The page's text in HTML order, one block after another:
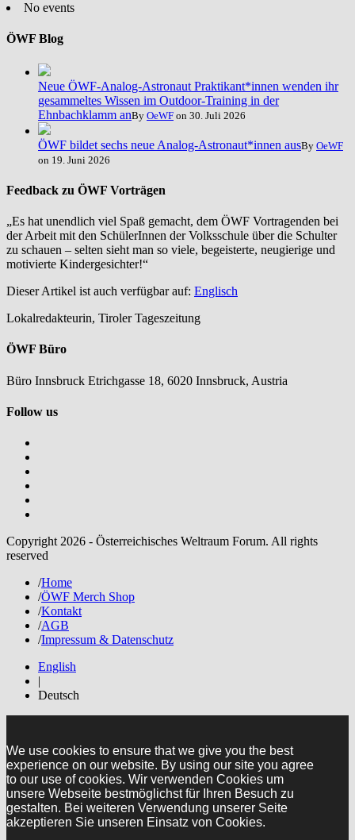
No events
ÖWF Blog
Neue ÖWF-Analog-Astronaut Praktikant*innen wenden ihr
gesammeltes Wissen im Outdoor-Training in der
Ehnbachklamm anBy OeWF on 30. Juli 2026
ÖWF bildet sechs neue Analog-Astronaut*innen ausBy OeWF
on 19. Juni 2026
Feedback zu ÖWF Vorträgen
„Es hat unendlich viel Spaß gemacht, dem ÖWF Vortragenden bei
der Arbeit mit den SchülerInnen der Volksschule über die Schulter
zu schauen – selten sieht man so viele, begeisterte, neugierige und
motivierte Kindergesichter!“
Dieser Artikel ist auch verfügbar auf: Englisch
Lokalredakteurin, Tiroler Tageszeitung
ÖWF Büro
Büro Innsbruck Etrichgasse 18, 6020 Innsbruck, Austria
Follow us
Copyright 2026 - Österreichisches Weltraum Forum. All rights
reserved
/Home
/ÖWF Merch Shop
/Kontakt
/AGB
/Impressum & Datenschutz
English
|
Deutsch
We use cookies to ensure that we give you the best
experience on our website. By using our site you agree
to our use of cookies. Wir verwenden Cookies um
unsere Webseite bestmöglichst für Ihren Besuch zu
gestalten. Bei weiteren Verwendung unserer Seite
akzeptieren Sie unseren Einsatz von Cookies.